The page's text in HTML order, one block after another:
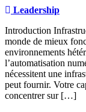
Leadership
Introduction
monde de mieux
environnements
l’automatisation
nécessitent une
peut fournir. Votre
concentrer sur […]